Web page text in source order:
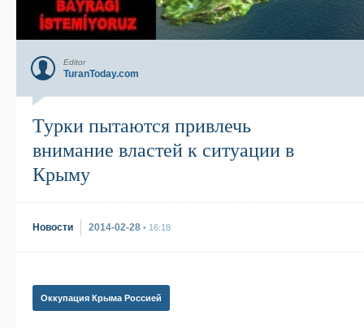
Editor
TuranToday.com
Турки пытаются привлечь
внимание властей к ситуации в
Крыму
Новости 2014-02-28 • 16:18
Оккупация Крыма Россией